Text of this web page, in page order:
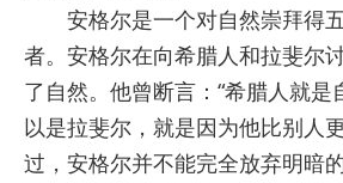
安格尔是一个对自然崇拜得
者。安格尔在向希腊人和拉斐尔
了自然。他曾断言：“希腊人就
以是拉斐尔，就是因为他比别人
过，安格尔并不能完全放弃明暗